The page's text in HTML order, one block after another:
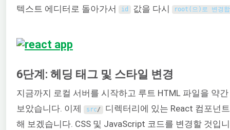
텍스트 에디터로 돌아가서 id 값을 다시 root(으)로 변경
6단계: 헤딩 태그 및 스타일 변경
지금까지 로컬 서버를 시작하고 루트 HTML 파일을 약
보았습니다. 이제
src/ 디렉터리에 있는 React 컴포넌
해 보겠습니다. CSS 및 JavaScript 코드를 변경할 것입